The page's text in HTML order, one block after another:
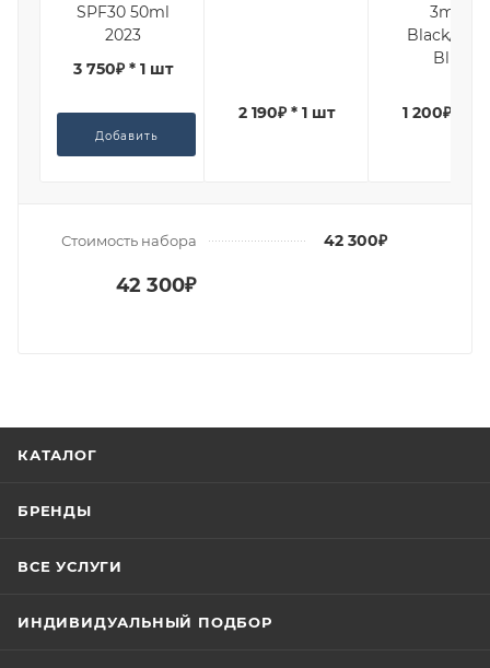
SPF30 50ml
2023
3 750₽ * 1 шт
Добавить
2 190₽ * 1 шт
3mm
Black/
Blue
1 200₽ * 1
Стоимость набора 42 300₽
42 300₽
КАТАЛОГ
БРЕНДЫ
ВСЕ УСЛУГИ
ИНДИВИДУАЛЬНЫЙ ПОДБОР